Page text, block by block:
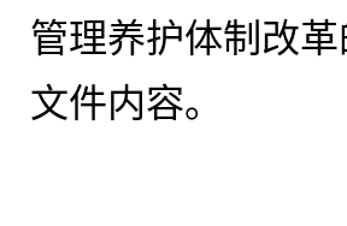
管理养护体制改
文件内容。